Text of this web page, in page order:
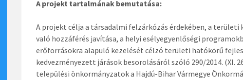
A projekt tartalmának bemutatása:
A projekt célja a társadalmi felzárkózás érdekében, a
való hozzáférés javítása, a helyi esélyegyenlőségi
erőforrásokra alapuló kezelését célzó területi hatókörű
kedvezményezett járások besorolásáról szóló 290/2014.
települési önkormányzatok a Hajdú-Bihar Vármegye